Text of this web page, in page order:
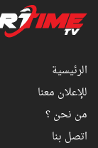
الرئيسية
للإعلان معنا
من نحن ؟
اتصل بنا